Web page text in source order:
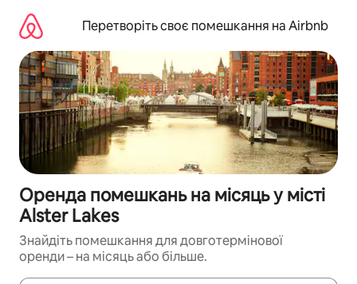
вмісту
Перетворіть своє помешкання на Airbnb
Оренда помешкань на місяць у місті
Alster Lakes
Знайдіть помешкання для довготермінової
оренди – на місяць або більше.